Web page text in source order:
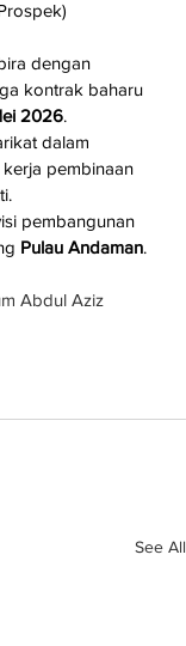
dengan
kontrak baharu
2026.
dalam
pembinaan
pembangunan
Pulau Andaman.
Abdul Aziz
See All